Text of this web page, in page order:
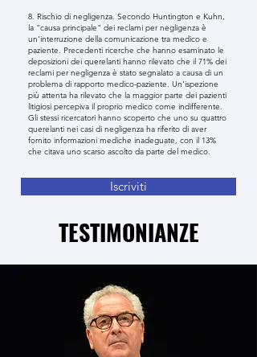
8. Rischio di negligenza. Secondo Huntington e Kuhn,
la "causa principale" dei reclami per negligenza è
un'interruzione della comunicazione tra medico e
paziente. Precedenti ricerche che hanno esaminato le
deposizioni dei querelanti hanno rilevato che il 71% dei
reclami per negligenza è stato segnalato a causa di un
problema di rapporto medico-paziente. Un'ispezione
più attenta ha rilevato che la maggior parte dei pazienti
litigiosi percepiva il proprio medico come indifferente.
Gli stessi ricercatori hanno scoperto che uno su quattro
querelanti nei casi di negligenza ha riferito di aver
fornito informazioni mediche inadeguate, con il 13%
che citava uno scarso ascolto da parte del medico.
Iscriviti
TESTIMONIANZE